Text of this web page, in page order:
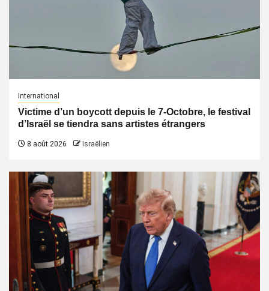
International
Victime d’un boycott depuis le 7-Octobre, le festival
d’Israël se tiendra sans artistes étrangers
8 août 2026 Israëlien